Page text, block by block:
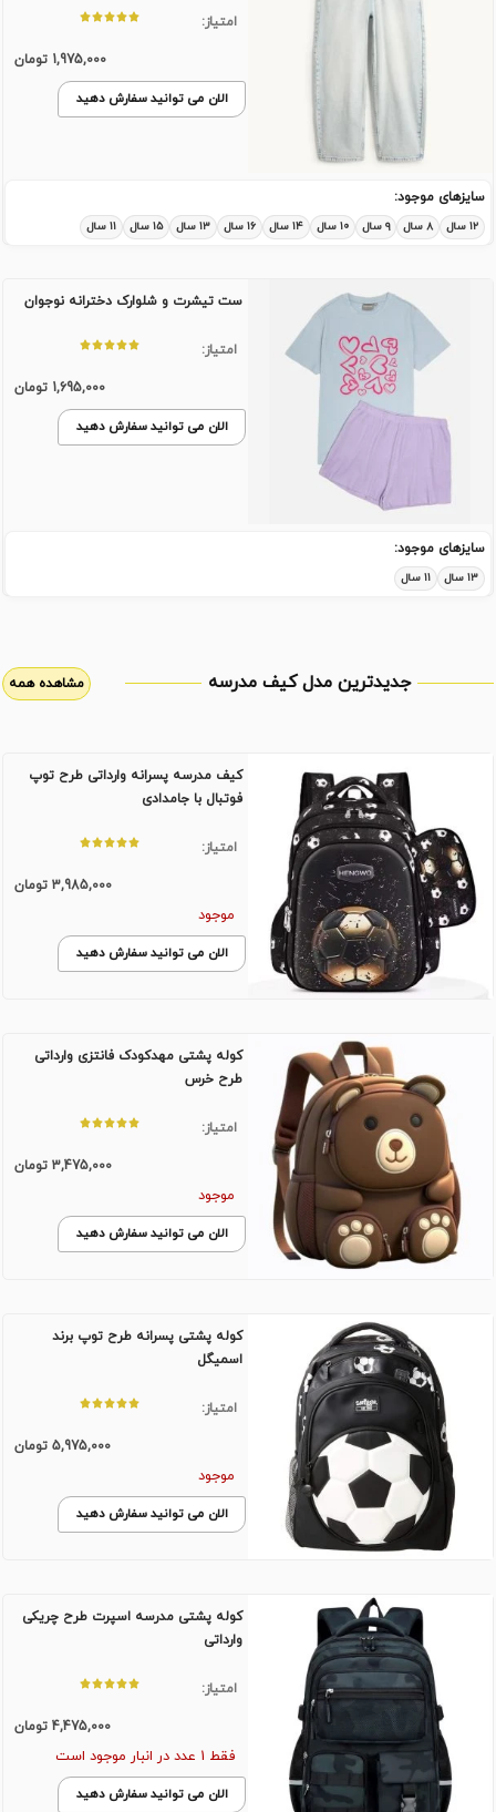
امتیاز:
1,975,000 تومان
الان می توانید سفارش دهید
سایزهای موجود:
۱۲ سال ۸ سال ۹ سال ۱۰ سال ۱۴ سال ۱۶ سال ۱۳ سال ۱۵ سال ۱۱ سال
ست تیشرت و شلوارک دخترانه نوجوان
امتیاز:
1,695,000 تومان
الان می توانید سفارش دهید
سایزهای موجود:
۱۳ سال ۱۱ سال
جدیدترین مدل کیف مدرسه مشاهده همه
کیف مدرسه پسرانه وارداتی طرح توپ
فوتبال با جامدادی
امتیاز:
3,985,000 تومان
موجود
الان می توانید سفارش دهید
کوله پشتی مهدکودک فانتزی وارداتی
طرح خرس
امتیاز:
3,475,000 تومان
موجود
الان می توانید سفارش دهید
کوله پشتی پسرانه طرح توپ برند
اسمیگل
امتیاز:
5,975,000 تومان
موجود
الان می توانید سفارش دهید
کوله پشتی مدرسه اسپرت طرح چریکی
وارداتی
امتیاز:
4,475,000 تومان
فقط 1 عدد در انبار موجود است
الان می توانید سفارش دهید